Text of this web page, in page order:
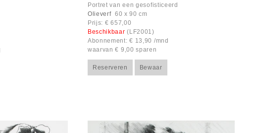
Portret van een gesofisticeerd
Olieverf60 x 90 cm
Prijs: € 657,00
Beschikbaar(LF2001)
Abonnement: € 13,90 /mnd
waarvan € 9,00 sparen
Reserveren Bewaar